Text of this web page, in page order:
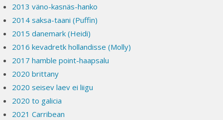
2013 väno-kasnäs-hanko
2014 saksa-taani (Puffin)
2015 danemark (Heidi)
2016 kevadretk hollandisse (Molly)
2017 hamble point-haapsalu
2020 brittany
2020 seisev laev ei liigu
2020 to galicia
2021 Carribean